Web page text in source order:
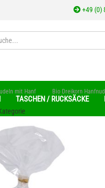
+49 (0)
TASCHEN / RUCKSÄCKE
mit Hanf Bio Dreikorn